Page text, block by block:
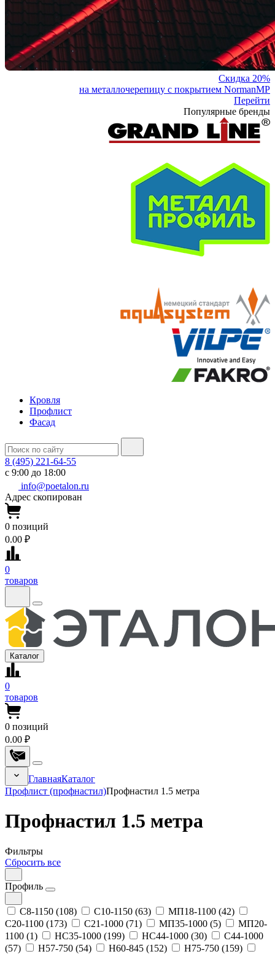
Скидка 20%
на металлочерепицу с покрытием NormanMP
Перейти
Популярные бренды
Кровля
Профлист
Фасад
8 (495) 221-64-55
с 9:00 до 18:00
info@poetalon.ru
Адрес скопирован
0 позиций
0.00 ₽
0
товаров
Каталог
0
товаров
0 позиций
0.00 ₽
ГлавнаяКаталог
Профлист (профнастил)Профнастил 1.5 метра
Профнастил 1.5 метра
Фильтры
Сбросить все
Профиль
С8-1150 (108) С10-1150 (63)
МП18-1100 (42)
С20-1100 (173)
С21-1000 (71) МП35-1000 (5)
МП20-
1100 (1)
НС35-1000 (199) НС44-1000 (30)
С44-1000
(57)
Н57-750 (54) Н60-845 (152)
Н75-750 (159)